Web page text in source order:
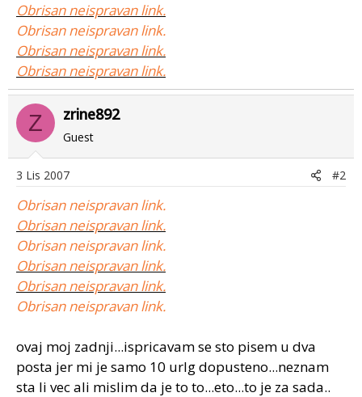
Obrisan neispravan link.
Obrisan neispravan link.
Obrisan neispravan link.
Obrisan neispravan link.
Z zrine892
Guest
3 Lis 2007 #2
Obrisan neispravan link.
Obrisan neispravan link.
Obrisan neispravan link.
Obrisan neispravan link.
Obrisan neispravan link.
Obrisan neispravan link.
ovaj moj zadnji...ispricavam se sto pisem u dva
posta jer mi je samo 10 urlg dopusteno...neznam
sta li vec ali mislim da je to to...eto...to je za sada..